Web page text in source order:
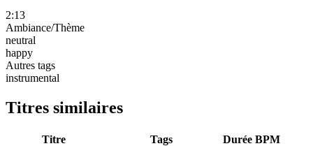
2:13
Ambiance/Thème
neutral
happy
Autres tags
instrumental
Titres similaires
Titre Tags Durée BPM